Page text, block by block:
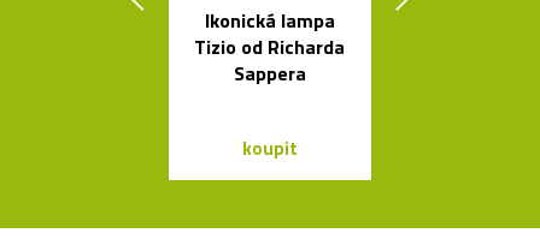
Ikonická lampa
Tizio od Richarda
Sappera
koupit